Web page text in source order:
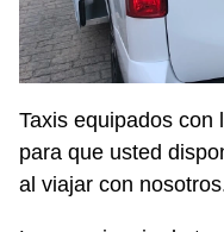
Taxis equipados con
para que usted
al viajar con